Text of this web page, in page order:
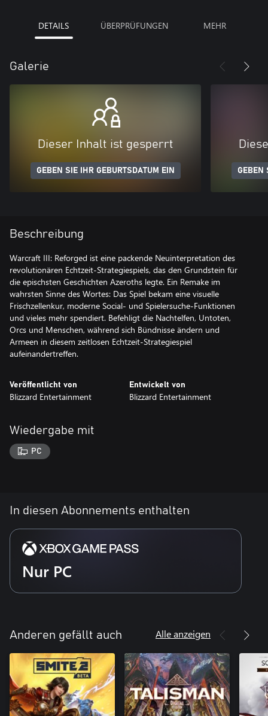
DETAILS ÜBERPRÜFUNGEN MEHR
Galerie
Dieser Inhalt ist gesperrt
GEBEN SIE IHR GEBURTSDATUM EIN GEBEN
Beschreibung
Warcraft III: Reforged ist eine packende Neuinterpretation des
revolutionären Echtzeit-Strategiespiels, das den Grundstein für
die epischsten Geschichten Azeroths legte. Ein Remake im
wahrsten Sinne des Wortes: Das Spiel bekam eine visuelle
Frischzellenkur, moderne Social- und Spielersuche-Funktionen
und vieles mehr spendiert. Befehligt die Nachtelfen, Untoten,
Orcs und Menschen, während sich Bündnisse ändern und
Armeen in diesem zeitlosen Echtzeit-Strategiespiel
aufeinandertreffen.
Veröffentlicht von
Blizzard Entertainment
Entwickelt von
Blizzard Entertainment
Wiedergabe mit
PC
In diesen Abonnements enthalten
Nur PC
Anderen gefällt auch Alle anzeigen